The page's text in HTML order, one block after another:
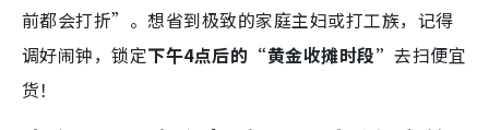
前都会打折”。想省到极致的家庭主妇或打工族，记得
调好闹钟，锁定下午4点后的“黄金收摊时段”去扫便宜
货！